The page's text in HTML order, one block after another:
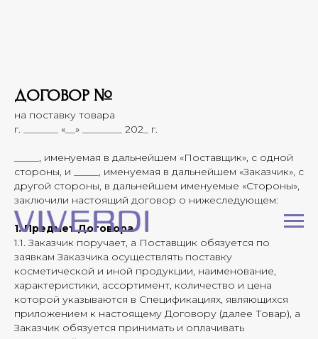
ДОГОВОР №
на поставку товара
г. _______ «__» ________ 202_ г.
_____, именуемая в дальнейшем «Поставщик», с одной
стороны, и _____, именуемая в дальнейшем «Заказчик», с
другой стороны, в дальнейшем именуемые «Стороны»,
заключили настоящий договор о нижеследующем:
1. Предмет Договора
1.1. Заказчик поручает, а Поставщик обязуется по
заявкам Заказчика осуществлять поставку
косметической и иной продукции, наименование,
характеристики, ассортимент, количество и цена
которой указываются в Спецификациях, являющихся
приложением к настоящему Договору (далее Товар), а
Заказчик обязуется принимать и оплачивать